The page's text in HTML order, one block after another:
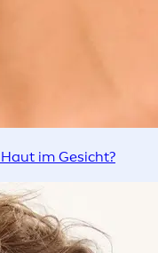
im Gesicht?